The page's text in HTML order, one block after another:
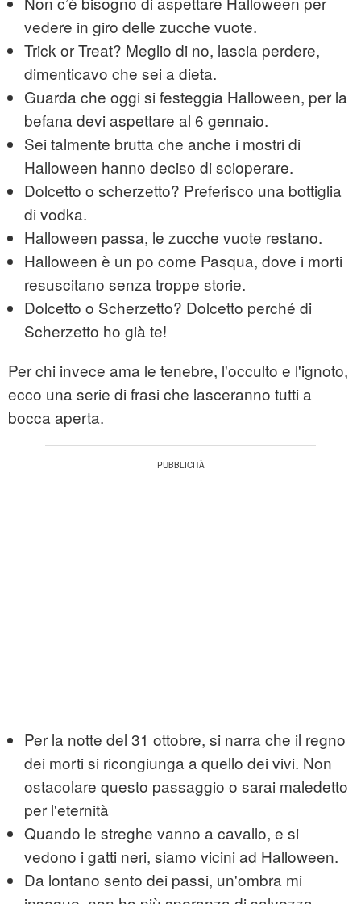
vedere in giro delle zucche vuote.
Trick or Treat? Meglio di no, lascia perdere,
dimenticavo che sei a dieta.
Guarda che oggi si festeggia Halloween, per la
befana devi aspettare al 6 gennaio.
Sei talmente brutta che anche i mostri di
Halloween hanno deciso di scioperare.
Dolcetto o scherzetto? Preferisco una bottiglia
di vodka.
Halloween passa, le zucche vuote restano.
Halloween è un po come Pasqua, dove i morti
resuscitano senza troppe storie.
Dolcetto o Scherzetto? Dolcetto perché di
Scherzetto ho già te!
Per chi invece ama le tenebre, l'occulto e l'ignoto,
ecco una serie di frasi che lasceranno tutti a
bocca aperta.
Per la notte del 31 ottobre, si narra che il regno
dei morti si ricongiunga a quello dei vivi. Non
ostacolare questo passaggio o sarai maledetto
per l'eternità
Quando le streghe vanno a cavallo, e si
vedono i gatti neri, siamo vicini ad Halloween.
Da lontano sento dei passi, un'ombra mi